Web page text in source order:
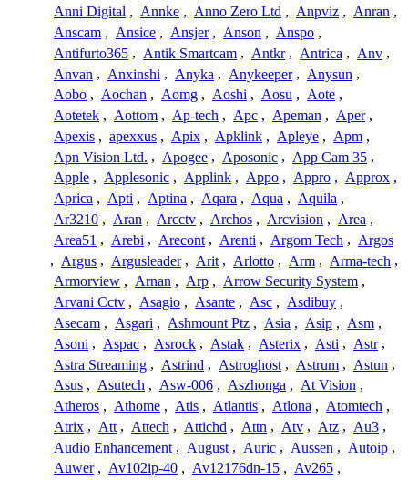
Anni Digital , Annke , Anno Zero Ltd , Anpviz , Anran ,
Anscam , Ansice , Ansjer , Anson , Anspo ,
Antifurto365 , Antik Smartcam , Antkr , Antrica , Anv ,
Anvan , Anxinshi , Anyka , Anykeeper , Anysun ,
Aobo , Aochan , Aomg , Aoshi , Aosu , Aote ,
Aotetek , Aottom , Ap-tech , Apc , Apeman , Aper ,
Apexis , apexxus , Apix , Apklink , Apleye , Apm ,
Apn Vision Ltd. , Apogee , Aposonic , App Cam 35 ,
Apple , Applesonic , Applink , Appo , Appro , Approx ,
Aprica , Apti , Aptina , Aqara , Aqua , Aquila ,
Ar3210 , Aran , Arcctv , Archos , Arcvision , Area ,
Area51 , Arebi , Arecont , Arenti , Argom Tech , Argos
, Argus , Argusleader , Arit , Arlotto , Arm , Arma-tech ,
Armorview , Arnan , Arp , Arrow Security System ,
Arvani Cctv , Asagio , Asante , Asc , Asdibuy ,
Asecam , Asgari , Ashmount Ptz , Asia , Asip , Asm ,
Asoni , Aspac , Asrock , Astak , Asterix , Asti , Astr ,
Astra Streaming , Astrind , Astroghost , Astrum , Astun ,
Asus , Asutech , Asw-006 , Aszhonga , At Vision ,
Atheros , Athome , Atis , Atlantis , Atlona , Atomtech ,
Atrix , Att , Attech , Attichd , Attn , Atv , Atz , Au3 ,
Audio Enhancement , August , Auric , Aussen , Autoip ,
Auwer , Av102ip-40 , Av12176dn-15 , Av265 ,